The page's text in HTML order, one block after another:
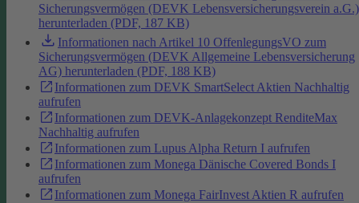
Sicherungsvermögen (DEVK Lebensversicherungsverein a.G.)
herunterladen (PDF, 187 KB)
Informationen nach Artikel 10 OffenlegungsVO zum
Sicherungsvermögen (DEVK Allgemeine Lebensversicherung
AG) herunterladen (PDF, 188 KB)
Informationen zum DEVK SmartSelect Aktien Nachhaltig
aufrufen
Informationen zum DEVK-Anlagekonzept RenditeMax
Nachhaltig aufrufen
Informationen zum Lupus Alpha Return I aufrufen
Informationen zum Monega Dänische Covered Bonds I
aufrufen
Informationen zum Monega FairInvest Aktien R aufrufen